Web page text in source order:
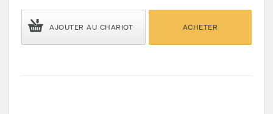
AJOUTER AU CHARIOT ACHETER